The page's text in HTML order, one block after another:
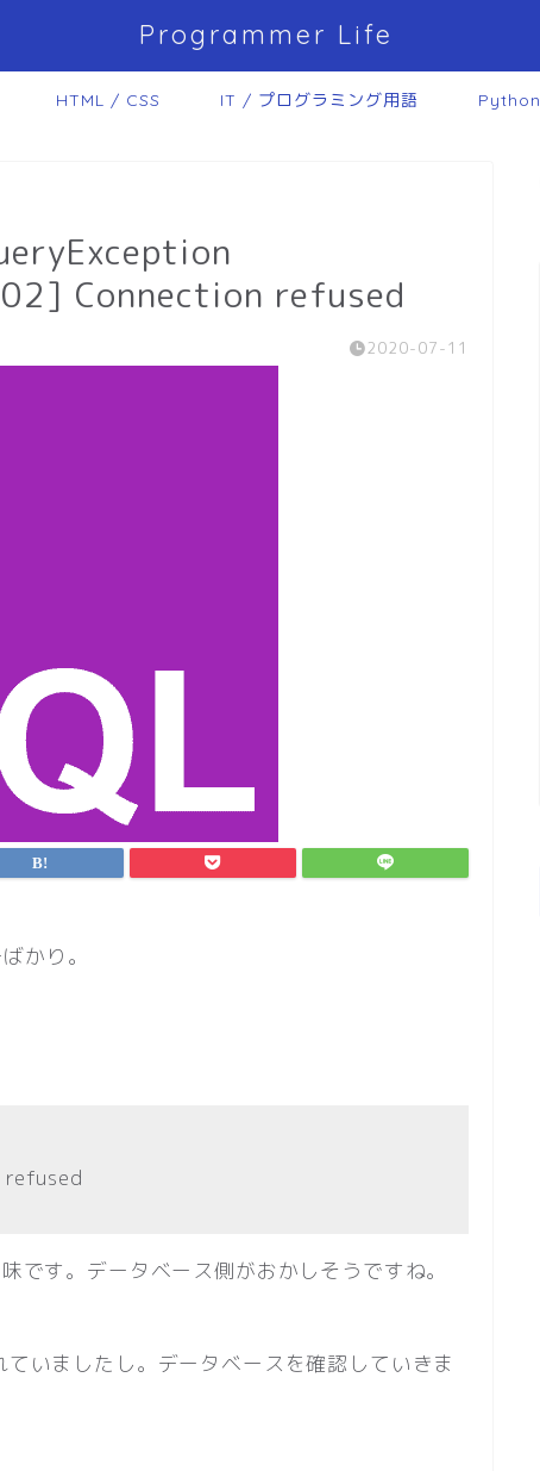
Programmer Life
HTML / CSS IT / プログラミング用語 Python
Connection refused
2020-07-11
かり。
す。データベース側がおかしそうですね。
いましたし。データベースを確認していきま